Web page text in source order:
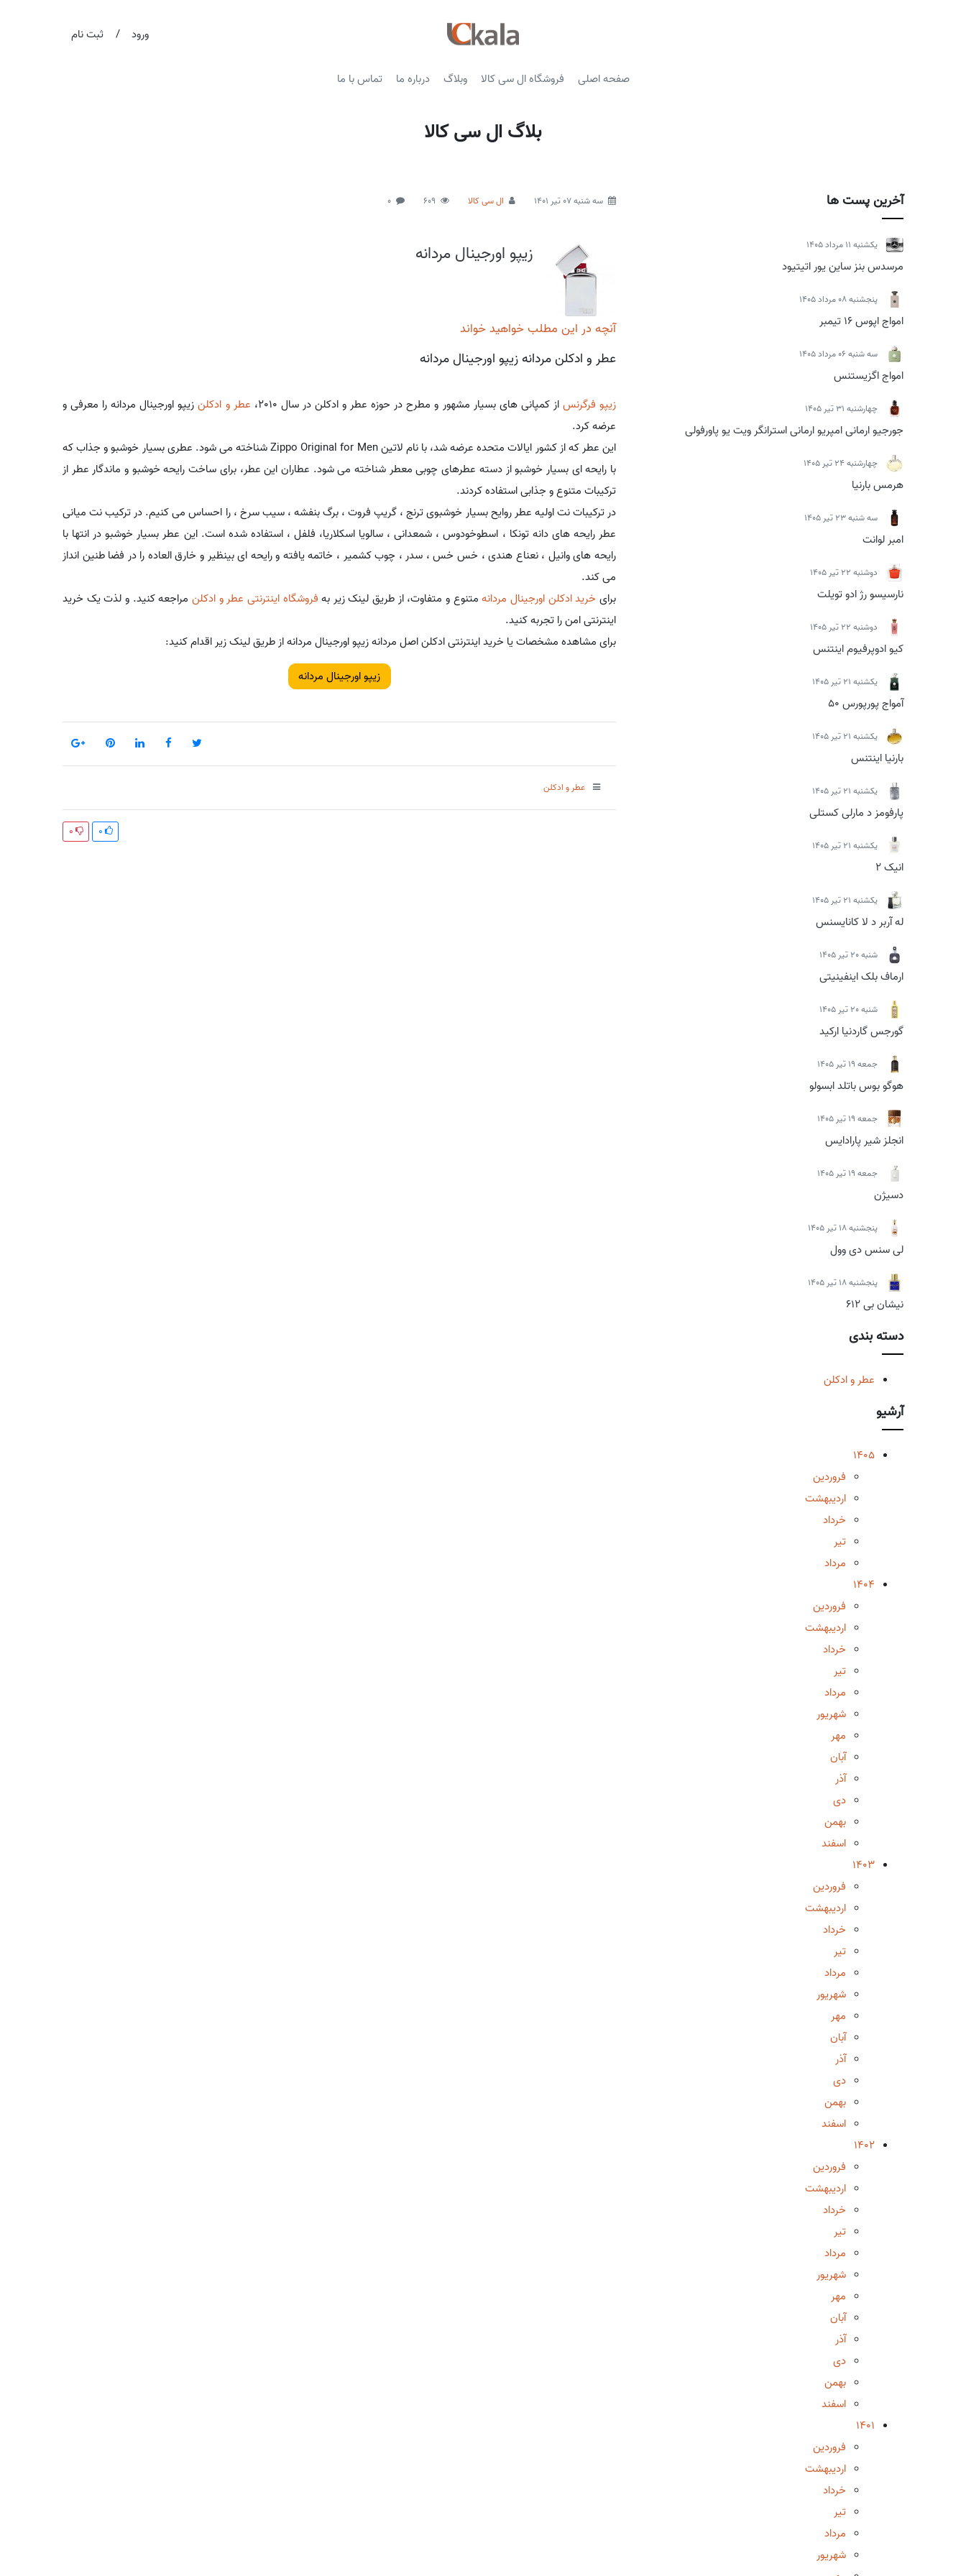
ورود / ثبت نام
صفحه اصلی فروشگاه ال سی کالا وبلاگ درباره ما تماس با ما
بلاگ ال سی کالا
آخرین پست ها
يكشنبه 11 مرداد 1405
مرسدس بنز ساین یور اتیتیود
پنجشنبه 08 مرداد 1405
امواج اپوس 16 تیمبر
سه شنبه 06 مرداد 1405
امواج اگزیستنس
چهارشنبه 31 تیر 1405
جورجیو ارمانی امپریو ارمانی استرانگر ویت یو پاورفولی
چهارشنبه 24 تیر 1405
هرمس بارنیا
سه شنبه 23 تیر 1405
امبر لوانت
دوشنبه 22 تیر 1405
نارسیسو رژ ادو تویلت
دوشنبه 22 تیر 1405
کیو ادوپرفیوم اینتنس
يكشنبه 21 تیر 1405
آمواج پورپورس 50
يكشنبه 21 تیر 1405
بارنیا اینتنس
يكشنبه 21 تیر 1405
پارفومز د مارلی کستلی
يكشنبه 21 تیر 1405
انیک 2
يكشنبه 21 تیر 1405
له آربر د لا کانایسنس
شنبه 20 تیر 1405
ارماف بلک اینفینیتی
شنبه 20 تیر 1405
گورجس گاردنیا ارکید
جمعه 19 تیر 1405
هوگو بوس باتلد ابسولو
جمعه 19 تیر 1405
انجلز شیر پارادایس
جمعه 19 تیر 1405
دسیژن
پنجشنبه 18 تیر 1405
لی سنس دی وول
پنجشنبه 18 تیر 1405
نیشان بی 612
دسته بندی
عطر و ادکلن
آرشیو
1405
فروردین
اردیبهشت
خرداد
تیر
مرداد
1404
فروردین
اردیبهشت
خرداد
تیر
مرداد
شهریور
مهر
آبان
آذر
دی
بهمن
اسفند
1403
فروردین
اردیبهشت
خرداد
تیر
مرداد
شهریور
مهر
آبان
آذر
دی
بهمن
اسفند
1402
فروردین
اردیبهشت
خرداد
تیر
مرداد
شهریور
مهر
آبان
آذر
دی
بهمن
اسفند
1401
فروردین
اردیبهشت
خرداد
تیر
مرداد
شهریور
سه شنبه 07 تیر 1401 ال سی کالا 609
0
زیپو اورجینال مردانه
آنچه در این مطلب خواهید خواند
عطر و ادکلن مردانه زیپو اورجینال مردانه
زیپو فرگرنس از کمپانی های بسیار مشهور و مطرح در حوزه عطر و ادکلن در سال 2010، عطر و ادکلنزیپو اورجینال مردانه را معرفی و
عرضه کرد.
این عطر که از کشور ایالات متحده عرضه شد، با نام لاتین Zippo Original for Men شناخته می شود. عطری بسیار خوشبو و جذاب که
با رایحه ای بسیار خوشبو از دسته عطرهای چوبی معطر شناخته می شود. عطاران این عطر، برای ساخت رایحه خوشبو و ماندگار عطر از
ترکیبات متنوع و جذابی استفاده کردند.
در ترکیبات نت اولیه عطر روایح بسیار خوشبوی ترنج ، گریپ فروت ، برگ بنفشه ، سیب سرخ ، را احساس می کنیم. در ترکیب نت میانی
عطر رایحه های دانه تونکا ، اسطوخودوس ، شمعدانی ، سالویا اسکلاریا، فلفل ، استفاده شده است. این عطر بسیار خوشبو در انتها با
رایحه های وانیل ، نعناع هندی ، خس خس ، سدر ، چوب کشمیر ، خاتمه یافته و رایحه ای بینظیر و خارق العاده را در فضا طنین انداز
می کند.
برای خرید ادکلن اورجینال مردانهمتنوع و متفاوت، از طریق لینک زیر به فروشگاه اینترنتی عطر و ادکلن مراجعه کنید. و لذت یک خرید
اینترنتی امن را تجربه کنید.
برای مشاهده مشخصات یا خرید اینترنتی ادکلن اصل مردانه زیپو اورجینال مردانه از طریق لینک زیر اقدام کنید:
زیپو اورجینال مردانه
عطر و ادکلن